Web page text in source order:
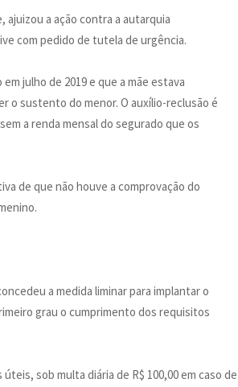
ajuizou a ação contra a autarquia
com pedido de tutela de urgência.
julho de 2019 e que a mãe estava
o sustento do menor. O auxílio-reclusão é
a renda mensal do segurado que os
de que não houve a comprovação do
a medida liminar para implantar o
grau o cumprimento dos requisitos
sob multa diária de R$ 100,00 em caso de